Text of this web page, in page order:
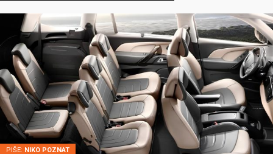
PIŠE: NIKO POZNAT